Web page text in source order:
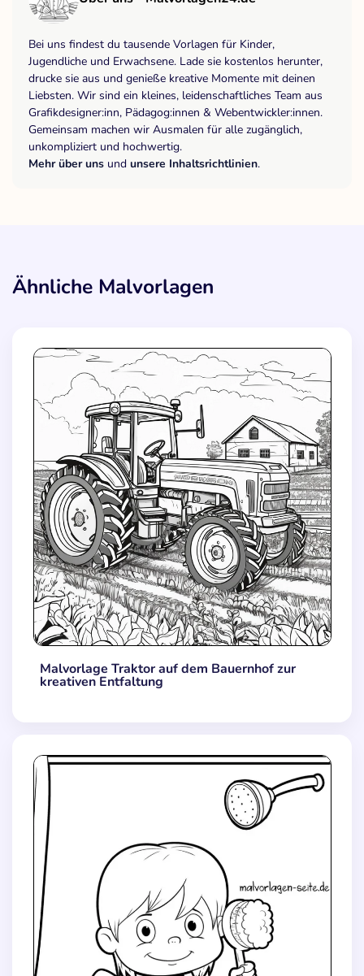
Bei uns findest du tausende Vorlagen für Kinder,
Jugendliche und Erwachsene. Lade sie kostenlos herunter,
drucke sie aus und genieße kreative Momente mit deinen
Liebsten. Wir sind ein kleines, leidenschaftliches Team aus
Grafikdesigner:inn, Pädagog:innen & Webentwickler:innen.
Gemeinsam machen wir Ausmalen für alle zugänglich,
unkompliziert und hochwertig.
Mehr über uns und unsere Inhaltsrichtlinien.
Ähnliche Malvorlagen
Malvorlage Traktor auf dem Bauernhof zur
kreativen Entfaltung